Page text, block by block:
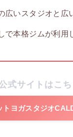
広いスタジオと広
で本格ジムが利用
式サイトはこち
トヨガスタジオ